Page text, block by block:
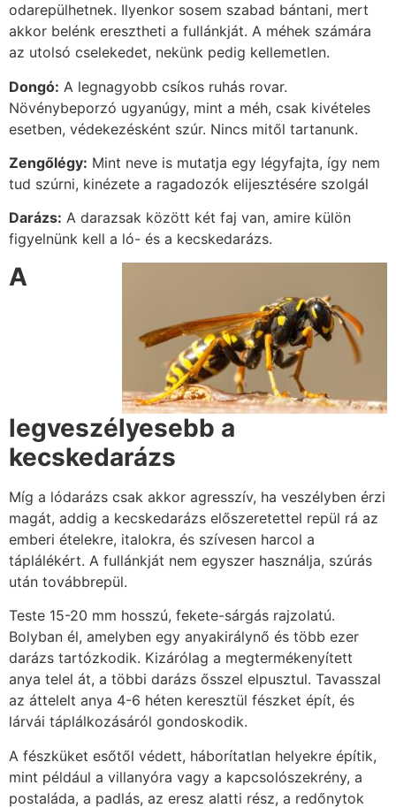
odarepülhetnek. Ilyenkor sosem szabad bántani, mert
akkor belénk eresztheti a fullánkját. A méhek számára
az utolsó cselekedet, nekünk pedig kellemetlen.
Dongó: A legnagyobb csíkos ruhás rovar.
Növénybeporzó ugyanúgy, mint a méh, csak kivételes
esetben, védekezésként szúr. Nincs mitől tartanunk.
Zengőlégy: Mint neve is mutatja egy légyfajta, így nem
tud szúrni, kinézete a ragadozók elijesztésére szolgál
Darázs: A darazsak között két faj van, amire külön
figyelnünk kell a ló- és a kecskedarázs.
A
legveszélyesebb a
kecskedarázs
Míg a lódarázs csak akkor agresszív, ha veszélyben érzi
magát, addig a kecskedarázs előszeretettel repül rá az
emberi ételekre, italokra, és szívesen harcol a
táplálékért. A fullánkját nem egyszer használja, szúrás
után továbbrepül.
Teste 15-20 mm hosszú, fekete-sárgás rajzolatú.
Bolyban él, amelyben egy anyakirálynő és több ezer
darázs tartózkodik. Kizárólag a megtermékenyített
anya telel át, a többi darázs ősszel elpusztul. Tavasszal
az áttelelt anya 4-6 héten keresztül fészket épít, és
lárvái táplálkozásáról gondoskodik.
A fészküket esőtől védett, háborítatlan helyekre építik,
mint például a villanyóra vagy a kapcsolószekrény, a
postaláda, a padlás, az eresz alatti rész, a redőnytok